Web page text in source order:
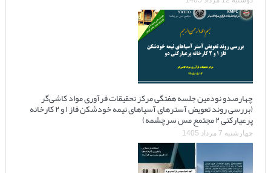
چهارصدو نودمین جلسه هفتگی مرکز تحقیقات فرآوری مواد کاشی‌گر
(بررسی روند تعویض آسترهای آسیاهای نیمه خودشکن فاز ۱ و ۲ کارخانه
پرعیارکنی ۲ مجتمع مس سرچشمه)
چهارشنبه 7 مرداد 1405